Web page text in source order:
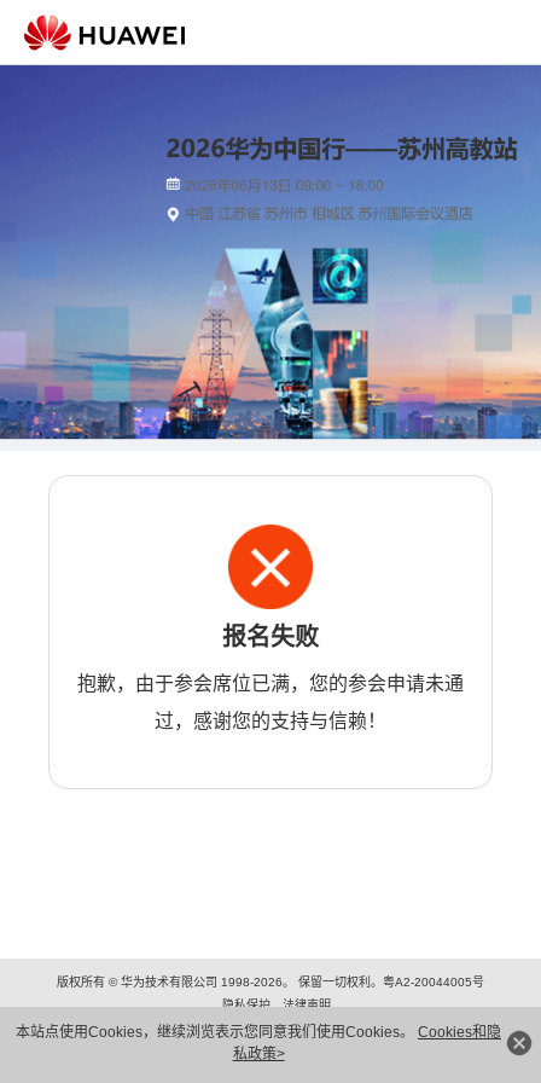
本站点使用Cookies，继续浏览表示您同意我们使用Cookies。 Cookies和隐
私政策>
报名失败
抱歉，由于参会席位已满，您的参会申请未通
过，感谢您的支持与信赖！
版权所有 © 华为技术有限公司 1998-2026。 保留一切权利。粤A2-20044005号
隐私保护
法律声明